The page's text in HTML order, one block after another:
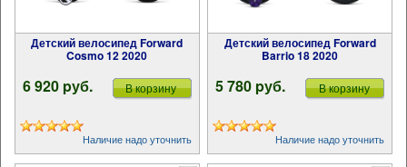
Детский велосипед Forward
Cosmo 12 2020
6 920 pуб. В корзину
Наличие надо уточнить
Детский велосипед Forward
Barrio 18 2020
5 780 pуб. В корзину
Наличие надо уточнить